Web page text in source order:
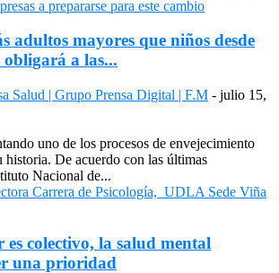
adultos mayores que niños desde
a las...
Salud | Grupo Prensa Digital | F.M - julio 15,
uno de los procesos de envejecimiento
historia. De acuerdo con las últimas
Nacional de...
colectivo, la salud mental
una prioridad